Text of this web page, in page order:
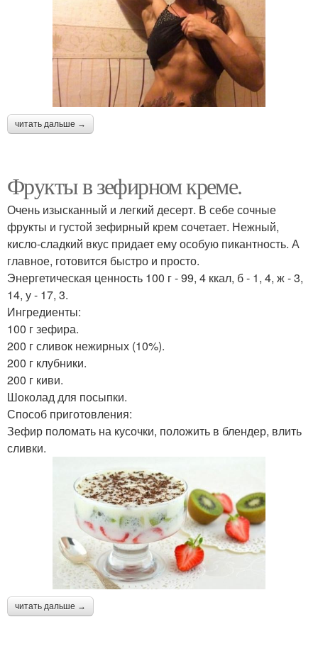
читать дальше →
Фрукты в зефирном креме.
Очень изысканный и легкий десерт. В себе сочные
фрукты и густой зефирный крем сочетает. Нежный,
кисло-сладкий вкус придает ему особую пикантность. А
главное, готовится быстро и просто.
Энергетическая ценность 100 г - 99, 4 ккал, б - 1, 4, ж - 3,
14, у - 17, 3.
Ингредиенты:
100 г зефира.
200 г сливок нежирных (10%).
200 г клубники.
200 г киви.
Шоколад для посыпки.
Способ приготовления:
Зефир поломать на кусочки, положить в блендер, влить
сливки.
читать дальше →